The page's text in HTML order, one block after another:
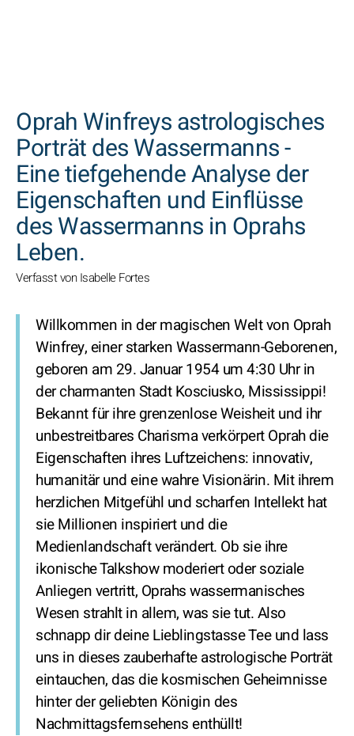
Oprah Winfreys astrologisches
Porträt des Wassermanns -
Eine tiefgehende Analyse der
Eigenschaften und Einflüsse
des Wassermanns in Oprahs
Leben.
Verfasst von Isabelle Fortes
Willkommen in der magischen Welt von Oprah
Winfrey, einer starken Wassermann-Geborenen,
geboren am 29. Januar 1954 um 4:30 Uhr in
der charmanten Stadt Kosciusko, Mississippi!
Bekannt für ihre grenzenlose Weisheit und ihr
unbestreitbares Charisma verkörpert Oprah die
Eigenschaften ihres Luftzeichens: innovativ,
humanitär und eine wahre Visionärin. Mit ihrem
herzlichen Mitgefühl und scharfen Intellekt hat
sie Millionen inspiriert und die
Medienlandschaft verändert. Ob sie ihre
ikonische Talkshow moderiert oder soziale
Anliegen vertritt, Oprahs wassermanisches
Wesen strahlt in allem, was sie tut. Also
schnapp dir deine Lieblingstasse Tee und lass
uns in dieses zauberhafte astrologische Porträt
eintauchen, das die kosmischen Geheimnisse
hinter der geliebten Königin des
Nachmittagsfernsehens enthüllt!